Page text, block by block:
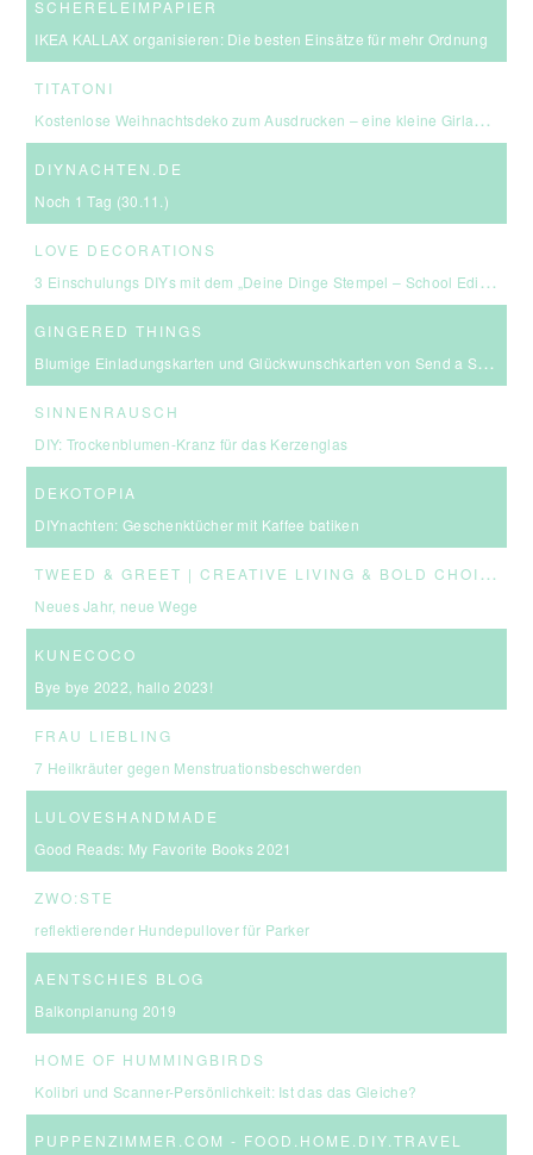
SCHERELEIMPAPIER
IKEA KALLAX organisieren: Die besten Einsätze für mehr Ordnung
TITATONI
Kostenlose Weihnachtsdeko zum Ausdrucken – eine kleine Girlande für euer Zuhause ☆
DIYNACHTEN.DE
Noch 1 Tag (30.11.)
LOVE DECORATIONS
3 Einschulungs DIYs mit dem „Deine Dinge Stempel – School Edition“ #BackToSchool + Gewinnspiel
GINGERED THINGS
Blumige Einladungskarten und Glückwunschkarten von Send a Smile
SINNENRAUSCH
DIY: Trockenblumen-Kranz für das Kerzenglas
DEKOTOPIA
DIYnachten: Geschenktücher mit Kaffee batiken
T
WEED & GREET | CREATIVE LIVING & BOLD CHOICES
Neues Jahr, neue Wege
KUNECOCO
Bye bye 2022, hallo 2023!
FRAU LIEBLING
7 Heilkräuter gegen Menstruationsbeschwerden
LULOVESHANDMADE
Good Reads: My Favorite Books 2021
ZWO:STE
reflektierender Hundepullover für Parker
AENTSCHIES BLOG
Balkonplanung 2019
HOME OF HUMMINGBIRDS
Kolibri und Scanner-Persönlichkeit: Ist das das Gleiche?
PUPPENZIMMER.COM - FOOD.HOME.DIY.TRAVEL